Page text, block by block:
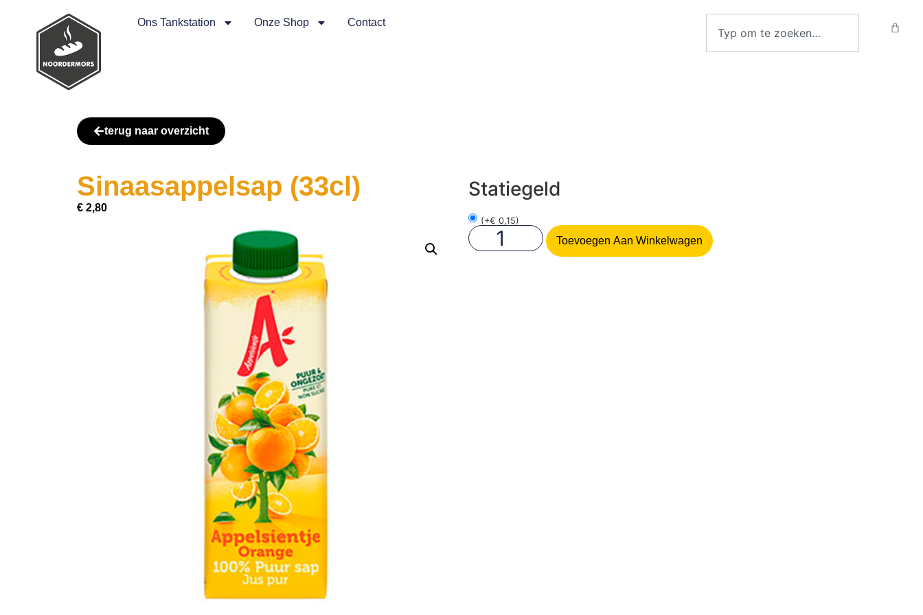
Ons Tankstation Onze Shop Contact
terug naar overzicht
Sinaasappelsap (33cl)
€ 2,80
Statiegeld
(+€ 0,15)
Toevoegen Aan Winkelwagen